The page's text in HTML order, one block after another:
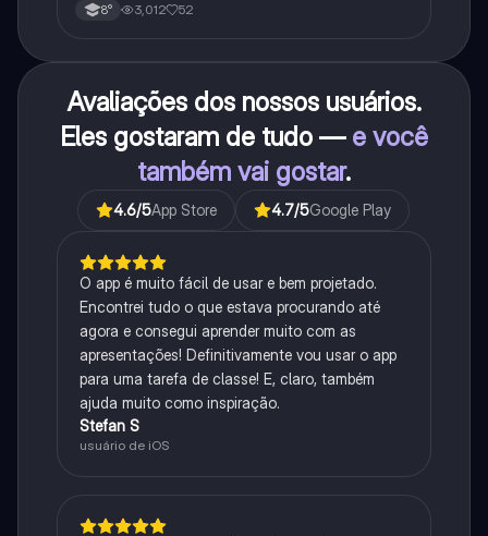
8° 3,012 52
Avaliações dos nossos usuários.
Eles gostaram de tudo — e você
também vai gostar.
4.6/5App Store 4.7/5Google Play
O app é muito fácil de usar e bem projetado.
Encontrei tudo o que estava procurando até
agora e consegui aprender muito com as
apresentações! Definitivamente vou usar o app
para uma tarefa de classe! E, claro, também
ajuda muito como inspiração.
Stefan S
usuário de iOS